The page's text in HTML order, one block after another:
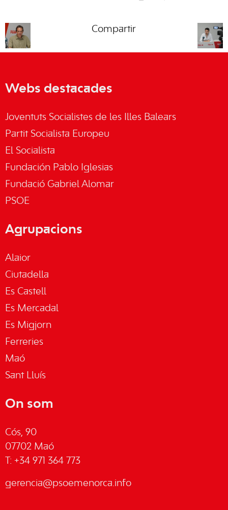
Compartir
Webs destacades
Joventuts Socialistes de les Illes Balears
Partit Socialista Europeu
El Socialista
Fundación Pablo Iglesias
Fundació Gabriel Alomar
PSOE
Agrupacions
Alaior
Ciutadella
Es Castell
Es Mercadal
Es Migjorn
Ferreries
Maó
Sant Lluís
On som
Cós, 90
07702 Maó
T: +34 971 364 773
gerencia@psoemenorca.info